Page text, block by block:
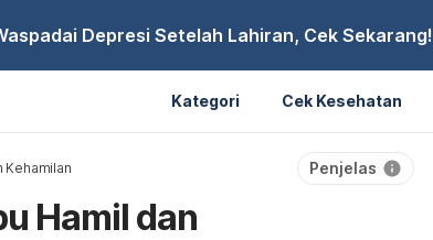
Depresi Setelah Lahiran, Cek Sekarang!
Kategori Cek Kesehatan
Kehamilan Penjelas
Hamil dan